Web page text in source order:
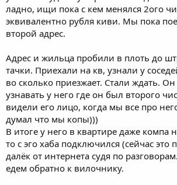
ладно, ищи пока с кем менялся 2ого
эквивалентно рубля киви. Мы пока
второй адрес.
Адрес и жильца пробили в плоть до
тачки. Приехали на кв, узнали у
во сколько приезжает. Стали ждать.
узнавать у него где он был второго
видели его лицо, когда мы все про
думал что мы копы)))
В итоге у него в квартире даже компа
то с эго хаба подключился (сейчас это
далёк от интернета судя по
едем обратно к вилочнику.